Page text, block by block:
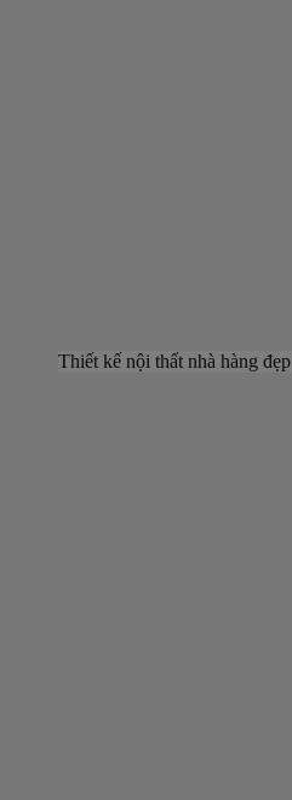
Thiết kế nội thất nhà hàng đẹp